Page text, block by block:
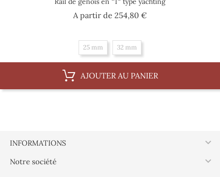
A partir de 254,80 €Prix
25 mm 32 mm
AJOUTER AU PANIER
INFORMATIONS 
Notre société 